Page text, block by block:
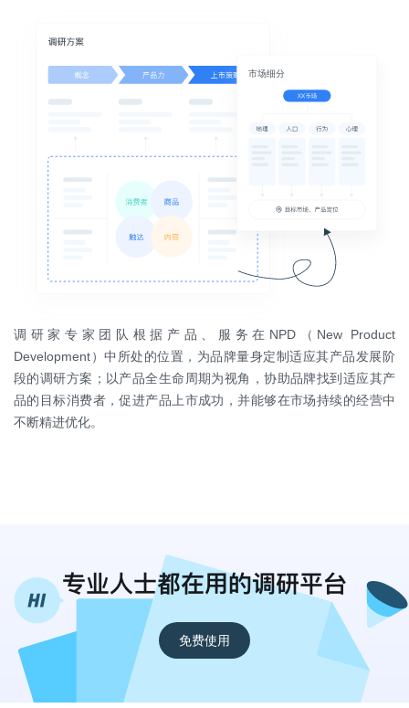
调研家专家团队根据产品、服务在NPD（New Product
Development）中所处的位置，为品牌量身定制适应其产品发展阶
段的调研方案；以产品全生命周期为视角，协助品牌找到适应其产
品的目标消费者，促进产品上市成功，并能够在市场持续的经营中
不断精进优化。
专业人士都在用的调研平台
免费使用